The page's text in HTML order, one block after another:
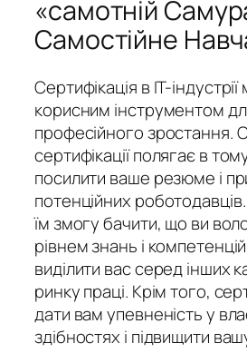
«самотній
Самостійне
Сертифікація в IT-
корисним інструментом
професійного зростання.
сертифікації полягає в
посилити ваше резюме і
потенційних
їм змогу бачити, що ви
рівнем знань і
виділити вас серед інших
ринку праці. Крім того,
дати вам упевненість у
здібностях і підвищити